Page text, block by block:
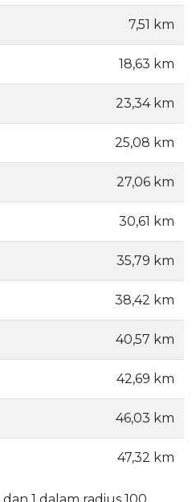
7,51 km
18,63 km
23,34 km
25,08 km
27,06 km
30,61 km
35,79 km
38,42 km
40,57 km
42,69 km
46,03 km
47,32 km